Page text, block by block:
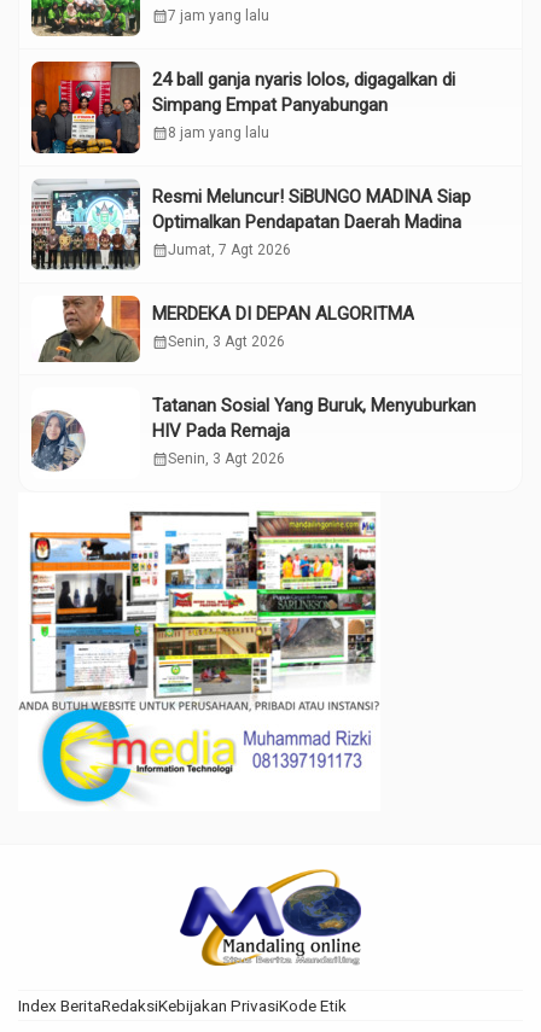
Tokoh”
calendar_month7 jam yang lalu
24 ball ganja nyaris lolos, digagalkan di
Simpang Empat Panyabungan
calendar_month8 jam yang lalu
Resmi Meluncur! SiBUNGO MADINA Siap
Optimalkan Pendapatan Daerah Madina
calendar_monthJumat, 7 Agt 2026
MERDEKA DI DEPAN ALGORITMA
calendar_monthSenin, 3 Agt 2026
Tatanan Sosial Yang Buruk, Menyuburkan
HIV Pada Remaja
calendar_monthSenin, 3 Agt 2026
Index BeritaRedaksiKebijakan PrivasiKode Etik